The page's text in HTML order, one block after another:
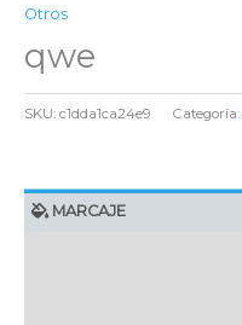
Otros
qwe
SKU: c1dda1ca24e9 Categoría:
MARCAJE